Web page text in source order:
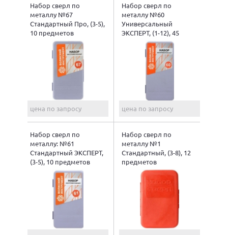
Набор сверл по
металлу №67
Стандартный Про, (3-5),
10 предметов
цена по запросу
Набор сверл по
металлу №60
Универсальный
ЭКСПЕРТ, (1-12), 45
предметов
цена по запросу
Набор сверл по
металлу: №61
Стандартный ЭКСПЕРТ,
(3-5), 10 предметов
Набор сверл по
металлу №1
Стандартный, (3-8), 12
предметов